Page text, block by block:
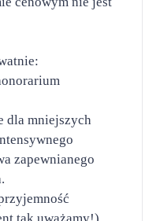
dla mniejszych
zapewnianego